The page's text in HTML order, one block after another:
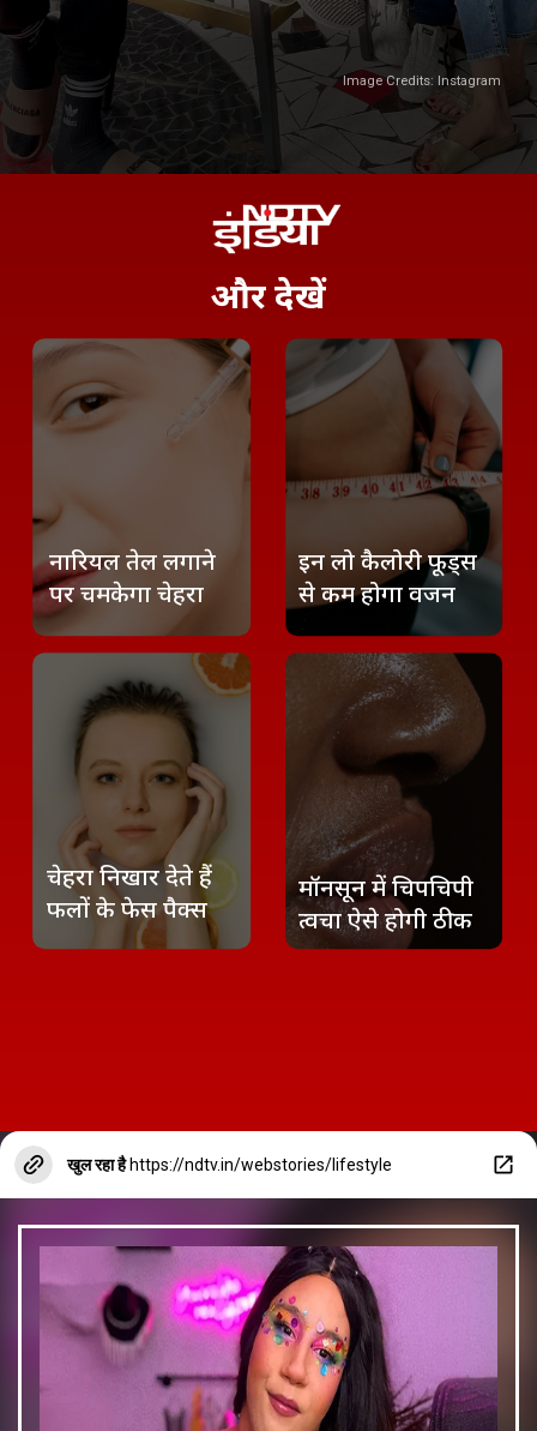
Image Credits: Instagram
औरदेखें
इन लो कैलोरी फूड्स
से कम होगा वजन
मॉनसून में चिपचिपी
त्वचा ऐसे होगी ठीक
चेहरा निखार देते हैं
फलों के फेस पैक्स
नारियल तेल लगाने
पर चमकेगा चेहरा
खुल रहा हैhttps://ndtv.in/webstories/lifestyle